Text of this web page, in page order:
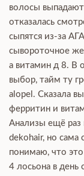
волосы
отказалась
сыпятся из-за
сывороточное
а витамин д 8. В
выбор, тайм ту
alopel. Сказала
ферритин и
Анализы ещё раз
dekohair, но сама
понимаю, что это
4 лосьона в